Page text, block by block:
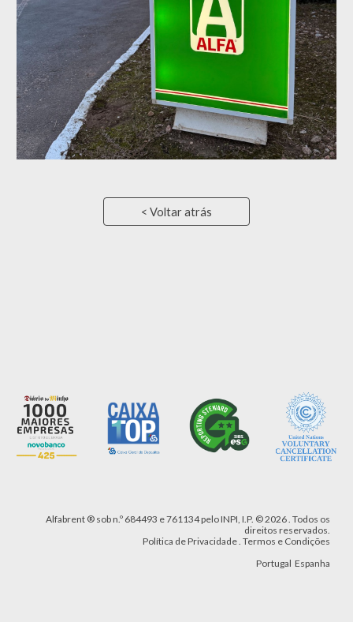
< Voltar atrás
Alfabrent ® sob n.º 684493 e 761134pelo INPI, I.P. ©2026 . Todos os
direitos reservados.
Política de Privacidade. Termos e Condições
Portugal Espanha